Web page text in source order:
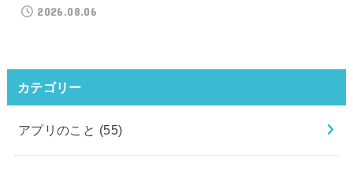
2026.08.06
カテゴリー
アプリのこと (55)